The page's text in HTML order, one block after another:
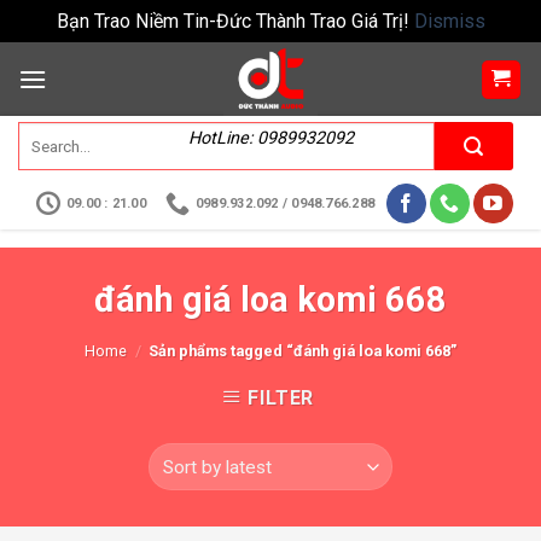
Bạn Trao Niềm Tin-Đức Thành Trao Giá Trị! Dismiss
HotLine: 0989932092
09.00 : 21.00 0989.932.092 / 0948.766.288
đánh giá loa komi 668
Home / Sản phẩms tagged “đánh giá loa komi 668”
FILTER